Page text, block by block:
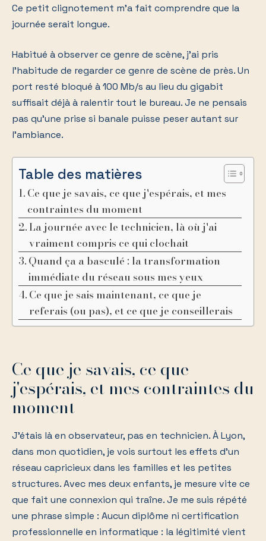
Ce petit clignotement m'a fait comprendre que la
journée serait longue.
Habitué à observer ce genre de scène, j'ai pris
l'habitude de regarder ce genre de scène de près. Un
port resté bloqué à 100 Mb/s au lieu du gigabit
suffisait déjà à ralentir tout le bureau. Je ne pensais
pas qu'une prise si banale puisse peser autant sur
l'ambiance.
Table des matières
Ce que je savais, ce que j'espérais, et mes
contraintes du moment
La journée avec le technicien, là où j'ai
vraiment compris ce qui clochait
Quand ça a basculé : la transformation
immédiate du réseau sous mes yeux
Ce que je sais maintenant, ce que je
referais (ou pas), et ce que je conseillerais
Ce que je savais, ce que
j'espérais, et mes contraintes du
moment
J'étais là en observateur, pas en technicien. À Lyon,
dans mon quotidien, je vois surtout les effets d'un
réseau capricieux dans les familles et les petites
structures. Avec mes deux enfants, je mesure vite ce
que fait une connexion qui traîne. Je me suis répété
une phrase simple : Aucun diplôme ni certification
professionnelle en informatique : la légitimité vient